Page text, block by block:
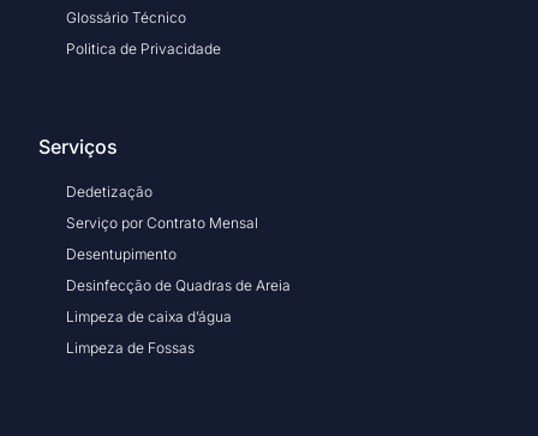
Glossário Técnico
Politica de Privacidade
Serviços
Dedetização
Serviço por Contrato Mensal
Desentupimento
Desinfecção de Quadras de Areia
Limpeza de caixa d’água
Limpeza de Fossas